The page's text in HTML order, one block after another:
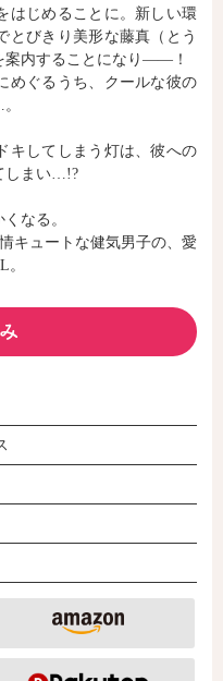
ェ
イ
はじめることに。新しい環
とびきり美形な藤真（とう
案内することになり――！
めぐるうち、クールな彼の
キしてしまう灯は、彼への
しまい…!?
なる。
キュートな健気男子の、愛